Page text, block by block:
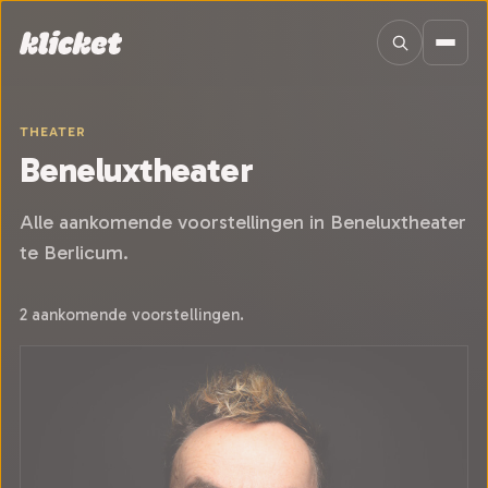
THEATER
Beneluxtheater
Alle aankomende voorstellingen in Beneluxtheater
te Berlicum.
2 aankomende voorstellingen.